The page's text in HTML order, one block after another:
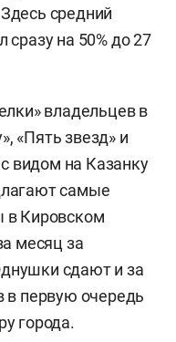
средний
сразу на 50% до 27
владельцев в
«Пять звезд» и
видом на Казанку
самые
в Кировском
месяц за
сдают и за
в первую очередь
города.